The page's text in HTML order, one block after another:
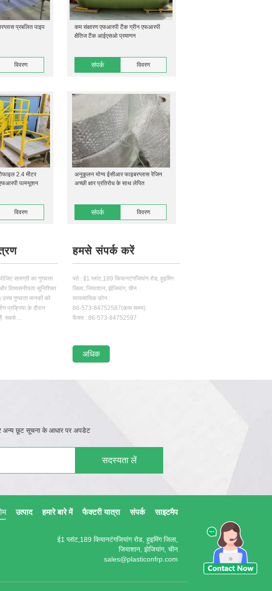
प्रबलित पाइप
विवरण
कम संक्षारण एफआरपी टैंक ग्रीन एफआरपी
क्षैतिज टैंक आईएसओ प्रमाणन
संपर्क विवरण
2.4 मीटर
एफआरपी पल्स्यूशन
विवरण
अनुकूलन योग्य ईसीआर फाइबरग्लास रेजिन
अच्छी क्षार प्रतिरोध के साथ लेपित
संपर्क विवरण
सामग्री का गुणवत्ता
विश्वसनीयता सुनिश्चित
गुणवत्ता मानकों को
प्रक्रिया के दौरान
सबसे ...
हमसे संपर्क करें
पते : ई1 प्लांट,189 कियानटंगजियांग रोड, हुइमिंग
जिला, जियाशान, झेजियांग, चीन
व्यावसायिक फ़ोन :
86-573-84752587(काम समय)
फैक्स : 86-573-84752597
अधिक
अन्य छूट सूचना के आधार पर अपडेट
सदस्यता लें
साइटमैप
संपर्क
फैक्टरी यात्रा
हमारे बारे में
उत्पाद
ई1 प्लांट,189 कियानटंगजियांग रोड, हुइमिंग जिला,
जियाशान, झेजियांग, चीन
sales@plasticonfrp.com